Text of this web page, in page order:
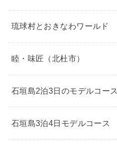
琉球村とおきなわワールド
睦・味匠（北杜市）
石垣島2泊3日のモデルコース
石垣島3泊4日モデルコース